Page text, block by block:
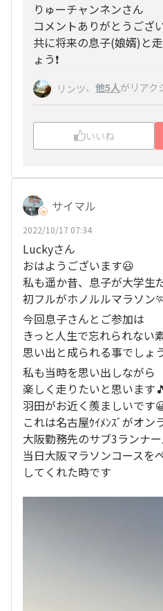
りゅーチャンネンさん
コメントありがとうござい
共に将来の息子(娘婿)と
ょう❗️
リンツ、 他5人がリアク
いいね
サイマル
2022/10/17 07:34
Luckyさん
おはようございます😃
私も遥か昔、息子が大学生
初フルがホノルルマラソン
今回息子さんとご参加は
きっと人生で忘れられない
思い出と成られる事でしょ
私も当時を思い出しながら
楽しく走りたいと思います🎵
羽田がお近く羨ましいです
これは名古屋ｳｲﾒﾝｽﾞがオン
大阪勤務先のサブ3ランナ
当日大阪マラソンコースを
してくれた時です